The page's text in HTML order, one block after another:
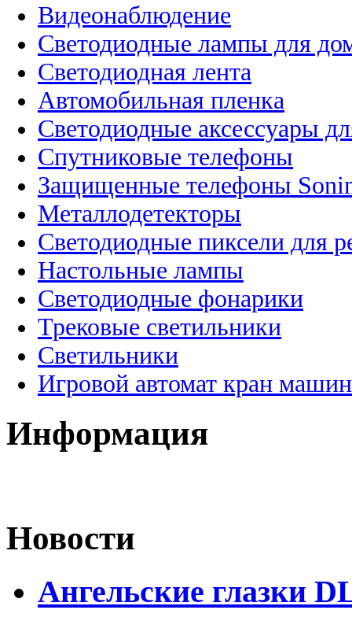
Видеонаблюдение
Светодиодные лампы для
Светодиодная лента
Автомобильная пленка
Светодиодные аксессуары
Спутниковые телефоны
Защищенные телефоны
Металлодетекторы
Светодиодные пиксели для
Настольные лампы
Светодиодные фонарики
Трековые светильники
Светильники
Игровой автомат кран
Информация
Новости
Ангельские глазки